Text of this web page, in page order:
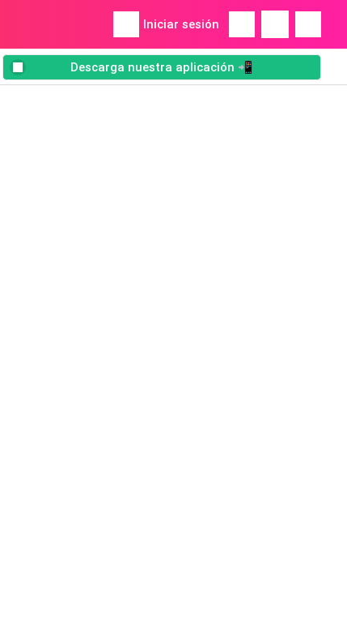
Iniciar sesión
Descarga nuestra aplicación 📲